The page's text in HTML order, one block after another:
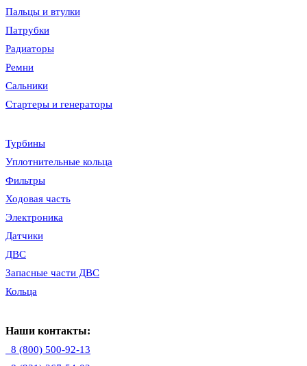
Пальцы и втулки
Патрубки
Радиаторы
Ремни
Сальники
Стартеры и генераторы
Турбины
Уплотнительные кольца
Фильтры
Ходовая часть
Электроника
Датчики
ДВС
Запасные части ДВС
Кольца
Наши контакты:
8 (800) 500-92-13